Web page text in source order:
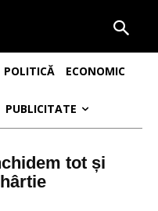
POLITICĂ ECONOMIC
PUBLICITATE
tot și